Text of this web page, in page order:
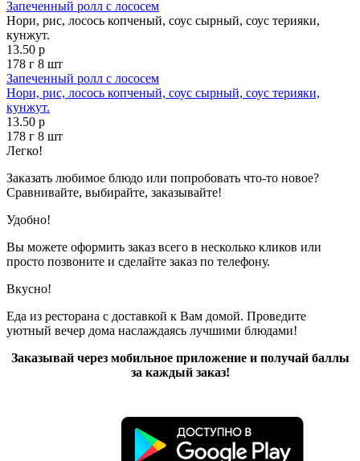
Запеченный ролл с лососем
Нори, рис, лосось копченый, соус сырный, соус терияки,
кунжут.
13.50 р
178 г 8 шт
Запеченный ролл с лососем
Нори, рис, лосось копченый, соус сырный, соус терияки,
кунжут.
13.50 р
178 г 8 шт
Легко!
Заказать любимое блюдо или попробовать что-то новое?
Сравнивайте, выбирайте, заказывайте!
Удобно!
Вы можете оформить заказ всего в несколько кликов или
просто позвоните и сделайте заказ по телефону.
Вкусно!
Еда из ресторана с доставкой к Вам домой. Проведите
уютный вечер дома наслаждаясь лучшими блюдами!
Заказывай через мобильное приложение и получай баллы
за каждый заказ!